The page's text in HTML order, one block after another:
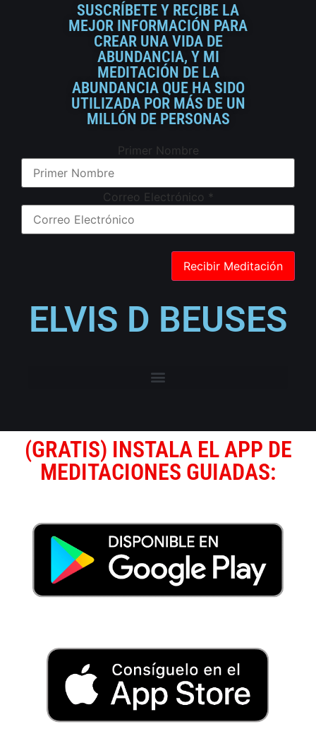
SUSCRÍBETE Y RECIBE LA
MEJOR INFORMACIÓN PARA
CREAR UNA VIDA DE
ABUNDANCIA, Y MI
MEDITACIÓN DE LA
ABUNDANCIA QUE HA SIDO
UTILIZADA POR MÁS DE UN
MILLÓN DE PERSONAS
Primer Nombre
Correo Electrónico *
ELVIS D BEUSES
(GRATIS) INSTALA EL APP DE
MEDITACIONES GUIADAS: